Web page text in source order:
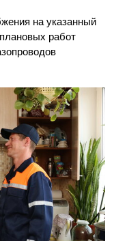
на указанный
работ